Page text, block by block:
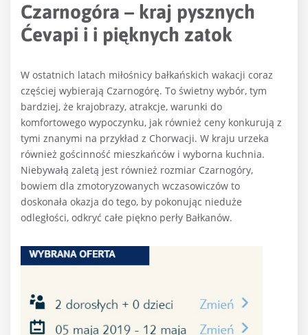
Czarnogóra – kraj pysznych
Ćevapi i i pięknych zatok
W ostatnich latach miłośnicy bałkańskich wakacji coraz
częściej wybierają Czarnogórę. To świetny wybór, tym
bardziej, że krajobrazy, atrakcje, warunki do
komfortowego wypoczynku, jak również ceny konkurują z
tymi znanymi na przykład z Chorwacji. W kraju urzeka
również gościnność mieszkańców i wyborna kuchnia.
Niebywałą zaletą jest również rozmiar Czarnogóry,
bowiem dla zmotoryzowanych wczasowiczów to
doskonała okazja do tego, by pokonując nieduże
odległości, odkryć całe piękno perły Bałkanów.